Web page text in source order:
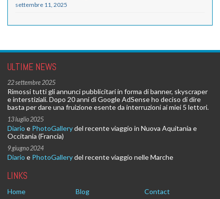
settembre 11, 2025
ULTIME NEWS
22 settembre 2025
Rimossi tutti gli annunci pubblicitari in forma di banner, skyscraper
e interstiziali. Dopo 20 anni di Google AdSense ho deciso di dire
basta per dare una fruizione esente da interruzioni ai miei 5 lettori.
13 luglio 2025
Diario e PhotoGallerydel recente viaggio in Nuova Aquitania e
Occitania (Francia)
9 giugno 2024
Diario e PhotoGallerydel recente viaggio nelle Marche
LINKS
Home Blog
Contact